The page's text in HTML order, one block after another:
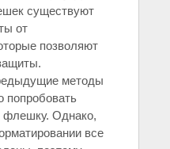
существуют
от
позволяют
методы
попробовать
флешку. Однако,
все